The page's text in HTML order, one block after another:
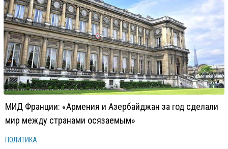
МИД Франции: «Армения и Азербайджан за год сделали
мир между странами осязаемым»
ПОЛИТИКА